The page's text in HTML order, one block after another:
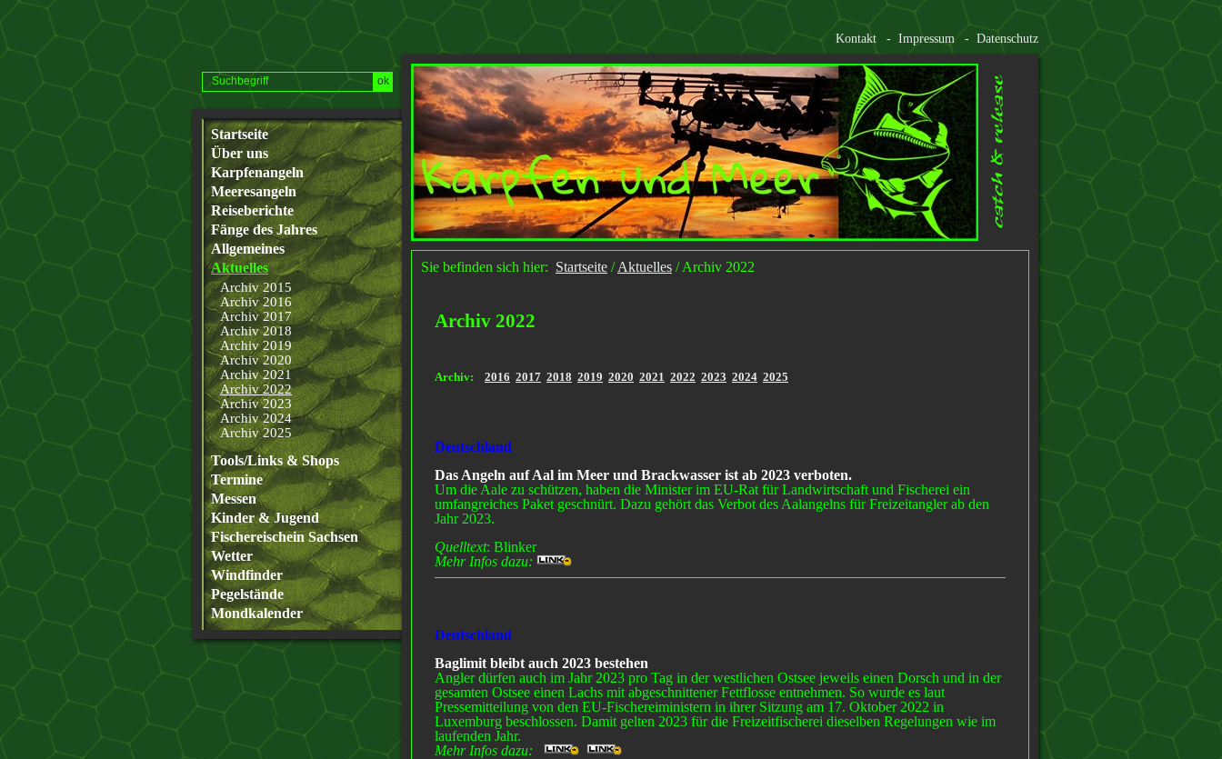
Kontakt Impressum Datenschutz
Startseite
Über uns
Karpfenangeln
Meeresangeln
Reiseberichte
Fänge des Jahres
Allgemeines
Aktuelles
Archiv 2015
Archiv 2016
Archiv 2017
Archiv 2018
Archiv 2019
Archiv 2020
Archiv 2021
Archiv 2022
Archiv 2023
Archiv 2024
Archiv 2025
Tools/Links & Shops
Termine
Messen
Kinder & Jugend
Fischereischein Sachsen
Wetter
Windfinder
Pegelstände
Mondkalender
Sie befinden sich hier: Startseite / Aktuelles / Archiv 2022
Archiv 2022
Archiv: 2016 2017 2018 2019 2020 2021 2022 2023 2024 2025
Deutschland
Das Angeln auf Aal im Meer und Brackwasser ist ab 2023 verboten.
Um die Aale zu schützen, haben die Minister im EU-Rat für Landwirtschaft und Fischerei ein
umfangreiches Paket geschnürt. Dazu gehört das Verbot des Aalangelns für Freizeitangler ab den
Jahr 2023.
Quelltext: Blinker
Mehr Infos dazu:
Deutschland
Baglimit bleibt auch 2023 bestehen
Angler dürfen auch im Jahr 2023 pro Tag in der westlichen Ostsee jeweils einen Dorsch und in der
gesamten Ostsee einen Lachs mit abgeschnittener Fettflosse entnehmen. So wurde es laut
Pressemitteilung von den EU-Fischereiministern in ihrer Sitzung am 17. Oktober 2022 in
Luxemburg beschlossen. Damit gelten 2023 für die Freizeitfischerei dieselben Regelungen wie im
laufenden Jahr.
Mehr Infos dazu: